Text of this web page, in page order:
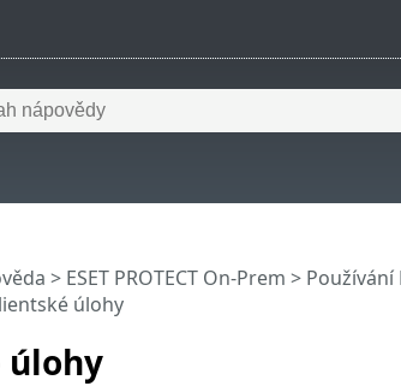
úlohy
> ESET PROTECT On-Prem > Používání
úlohy